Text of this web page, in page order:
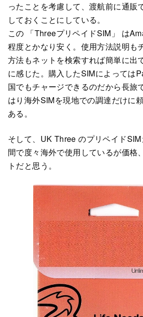
ったことを考慮して、渡航前に通販
しておくことにしている。
この 「ThreeプリペイドSIM」 は
程度とかなり安く。使用方法説明も
方法もネットを検索すれば簡単に出
に感じた。購入したSIMによっては
国でもチャージできるのだから長旅
はり海外SIMを現地での調達だけに
ある。
そして、UK Three のプリペイド
間で度々海外で使用しているが価格
トだと思う。